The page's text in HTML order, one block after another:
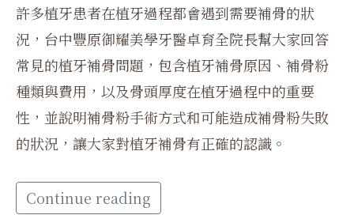
許多植牙患者在植牙過程都會遇到需要補骨的狀
況，台中豐原御耀美學牙醫卓育全院長幫大家回答
常見的植牙補骨問題，包含植牙補骨原因、補骨粉
種類與費用，以及骨頭厚度在植牙過程中的重要
性，並說明補骨粉手術方式和可能造成補骨粉失敗
的狀況，讓大家對植牙補骨有正確的認識。
Continue reading